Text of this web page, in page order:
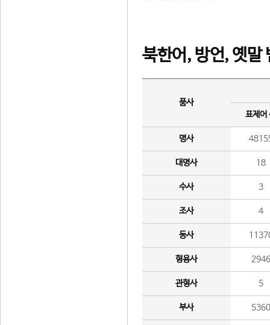
북한어, 방언, 옛말
품사
표제어
명사
대명사 18
수사 3
조사 4
동사
형용사 2946
관형사 5
부사 5360